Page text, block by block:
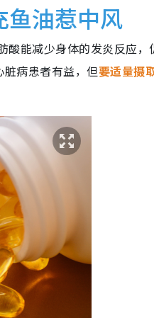
鱼油惹中风
能减少身体的发炎反应，
病患者有益，但要适量摄